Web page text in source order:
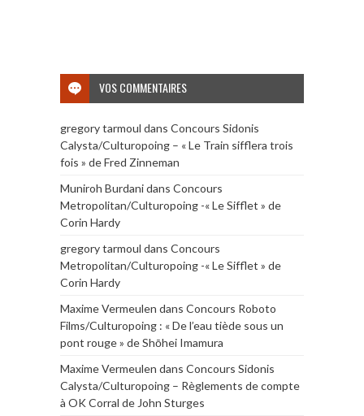
VOS COMMENTAIRES
gregory tarmoul dans Concours Sidonis
Calysta/Culturopoing – « Le Train sifflera trois
fois » de Fred Zinneman
Muniroh Burdanidans Concours
Metropolitan/Culturopoing -« Le Sifflet » de
Corin Hardy
gregory tarmoul dans Concours
Metropolitan/Culturopoing -« Le Sifflet » de
Corin Hardy
Maxime Vermeulen dans Concours Roboto
Films/Culturopoing : « De l’eau tiède sous un
pont rouge » de Shōhei Imamura
Maxime Vermeulen dans Concours Sidonis
Calysta/Culturopoing – Règlements de compte
à OK Corral de John Sturges